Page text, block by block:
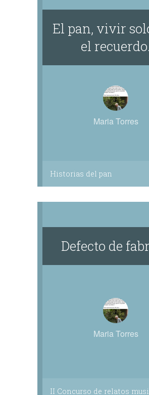
El pan, vivir
el recuerdo.
Maria Torres
Historias del pan
Defecto de
Maria Torres
II Concurso de relatos